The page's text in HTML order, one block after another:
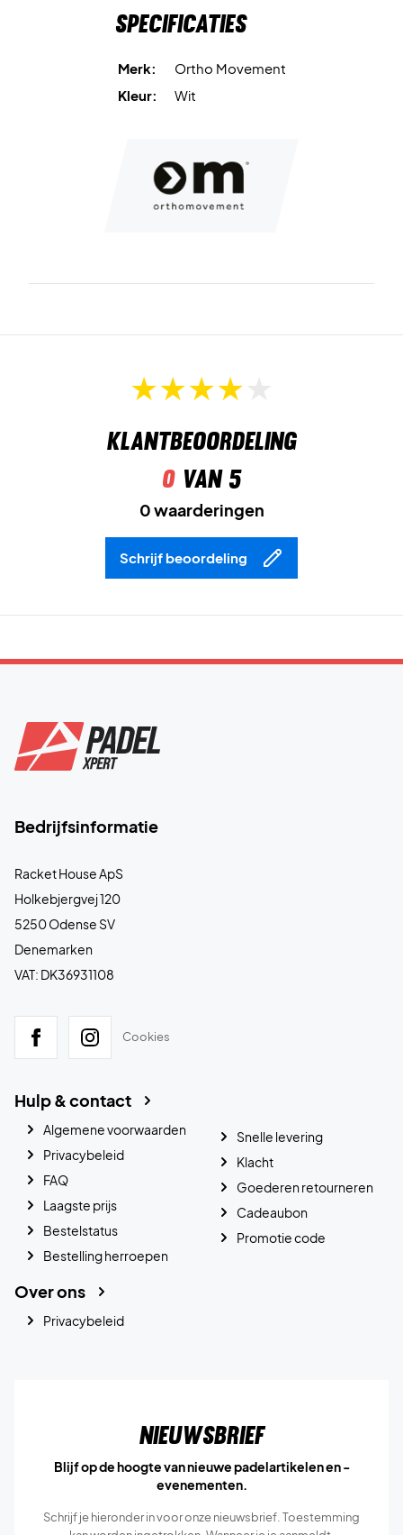
Specificaties
Merk:
Ortho Movement
Kleur:
Wit
Klantbeoordeling
0van 5
0 waarderingen
Schrijf beoordeling
Bedrijfsinformatie
Racket House ApS
Holkebjergvej 120
5250 Odense SV
Denemarken
VAT: DK36931108
Cookies
Hulp & contact
Algemene voorwaarden
Privacybeleid
FAQ
Laagste prijs
Bestelstatus
Bestelling herroepen
Snelle levering
Klacht
Goederen retourneren
Cadeaubon
Promotie code
Over ons
Privacybeleid
Nieuwsbrief
Blijf op de hoogte van nieuwe padelartikelen en -
evenementen.
Schrijf je hieronder in voor onze nieuwsbrief. Toestemming